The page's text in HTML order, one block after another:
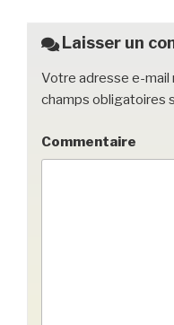
o
k
Laisser un
Votre adresse e-mail
champs obligatoires
Commentaire